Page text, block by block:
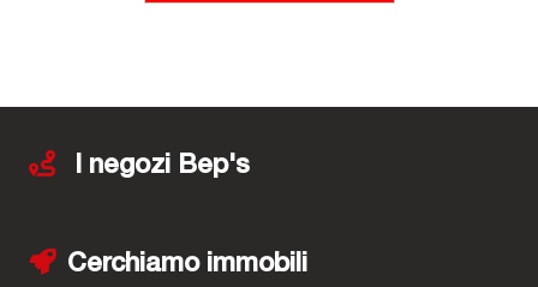
I negozi Bep's
Cerchiamo immobili